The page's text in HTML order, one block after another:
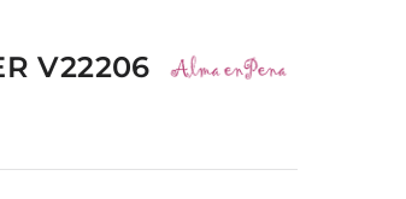
V22206